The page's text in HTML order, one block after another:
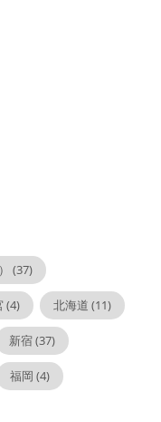
(37)
(4) 北海道 (11)
新宿(37)
福岡 (4)